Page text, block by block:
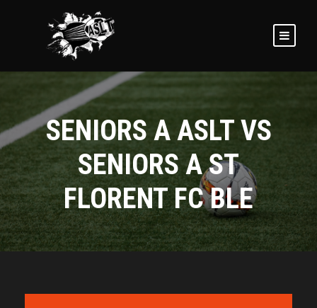
SENIORS A ASLT VS
SENIORS A ST
FLORENT FC BLE